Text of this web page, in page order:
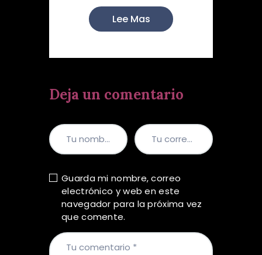
Lee Mas
Deja un comentario
Guarda mi nombre, correo
electrónico y web en este
navegador para la próxima vez
que comente.